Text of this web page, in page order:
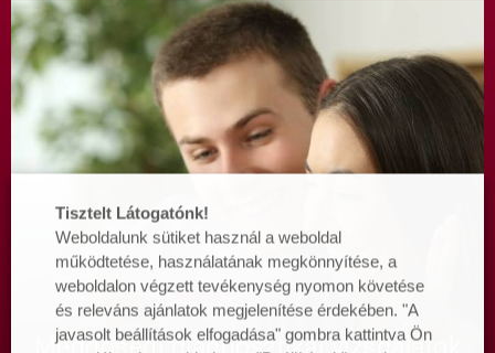
Tisztelt Látogatónk!
Weboldalunk sütiket használ a weboldal
működtetése, használatának megkönnyítése, a
weboldalon végzett tevékenység nyomon követése
és releváns ajánlatok megjelenítése érdekében. "A
javasolt beállítások elfogadása" gombra kattintva Ön